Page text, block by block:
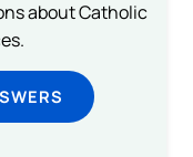
about Catholic